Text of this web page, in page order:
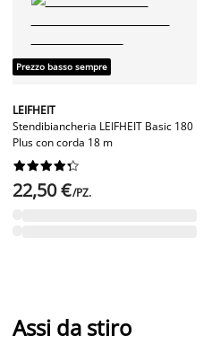
Prezzo basso sempre
LEIFHEIT
Stendibiancheria LEIFHEIT Basic 180
Plus con corda 18 m






22,50 €/PZ.
Assi da stiro